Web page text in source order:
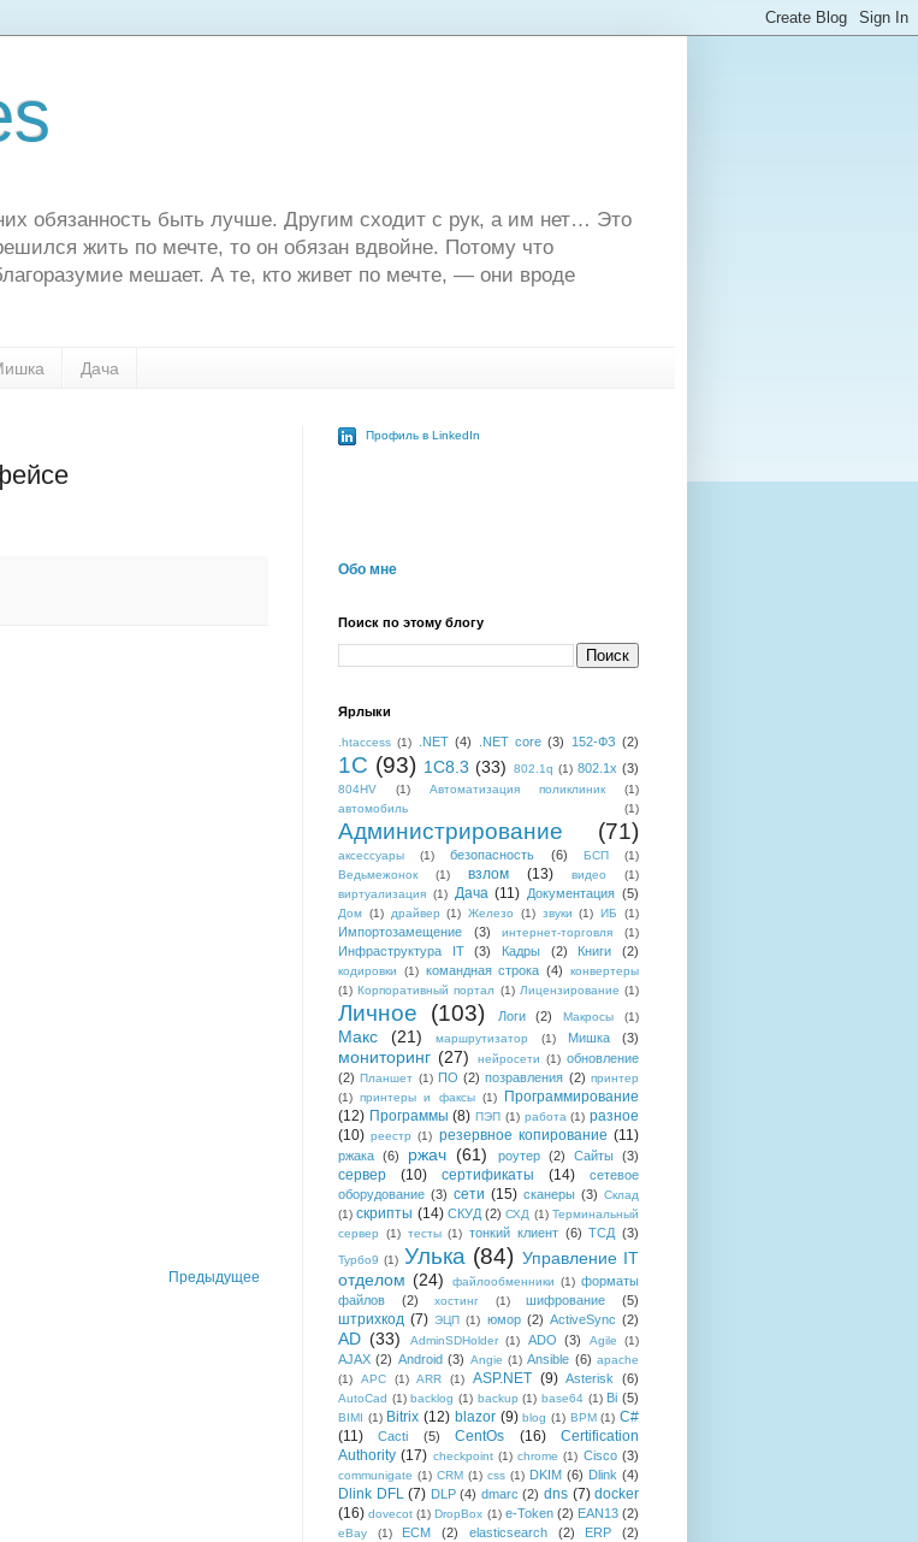
обязанность быть лучше. Другим сходит с рук, а им нет… Это
жить по мечте, то он обязан вдвойне. Потому что
мешает. А те, кто живет по мечте, — они вроде
Дача
Предыдущее
Профиль в LinkedIn
Обо мне
Поиск по этому блогу
Ярлыки
.htaccess (1) .NET (4) .NET core (3) 152-ФЗ (2)
1С (93) 1C8.3 (33) 802.1q (1) 802.1x (3)
804HV (1) Автоматизация поликлиник
(1)
автомобиль
(1)
Администрирование (71)
аксессуары (1) безопасность (6) БСП
(1)
Ведьмежонок
(1) взлом (13) видео
(1)
виртуализация (1) Дача (11) Документация (5)
Дом (1) драйвер (1) Железо (1) звуки (1) ИБ (1)
Импортозамещение (3) интернет-торговля (1)
Инфраструктура IT (3) Кадры (2) Книги (2)
кодировки (1) командная строка (4)
конвертеры
(1) Корпоративный портал (1) Лицензирование (1)
Личное (103) Логи (2) Макросы (1)
Макс (21) маршрутизатор (1) Мишка (3)
мониторинг (27) нейросети (1) обновление
(2) Планшет (1) ПО (2) позравления (2) принтер
(1) принтеры и факсы (1)
Программирование
(12) Программы (8) ПЭП (1) работа (1) разное
(10) реестр (1) резервное копирование (11)
ржака (6) ржач (61) роутер (2) Сайты (3)
сервер (10) сертификаты (14)
сетевое
оборудование (3) сети (15) сканеры (3) Склад
(1) скрипты (14) СКУД (2) СХД (1) Терминальный
сервер
(1) тесты (1) тонкий клиент (6) ТСД (3)
Турбо9 (1) Улька (84) Управление IT
отделом (24) файлообменники (1) форматы
файлов
(2) хостинг (1) шифрование (5)
штрихкод (7) ЭЦП (1) юмор (2) ActiveSync (2)
AD (33) AdminSDHolder (1) ADO (3) Agile (1)
AJAX (2) Android (3) Angie (1) Ansible (6) apache
(1)
APC (1) ARR (1) ASP.NET (9) Asterisk (6)
AutoCad (1) backlog (1) backup (1) base64 (1) Bi (5)
BIMI (1) Bitrix (12) blazor (9) blog (1) BPM (1) C#
(11)
Cacti (5) CentOs (16)
Certification
Authority (17) checkpoint (1) chrome (1) Cisco (3)
communigate (1) CRM (1) css (1) DKIM (6) Dlink (4)
Dlink DFL (7) DLP (4) dmarc (2) dns (7) docker
(16) dovecot (1) DropBox (1) e-Token (2) EAN13 (2)
eBay (1) ECM (2) elasticsearch (2) ERP
(2)